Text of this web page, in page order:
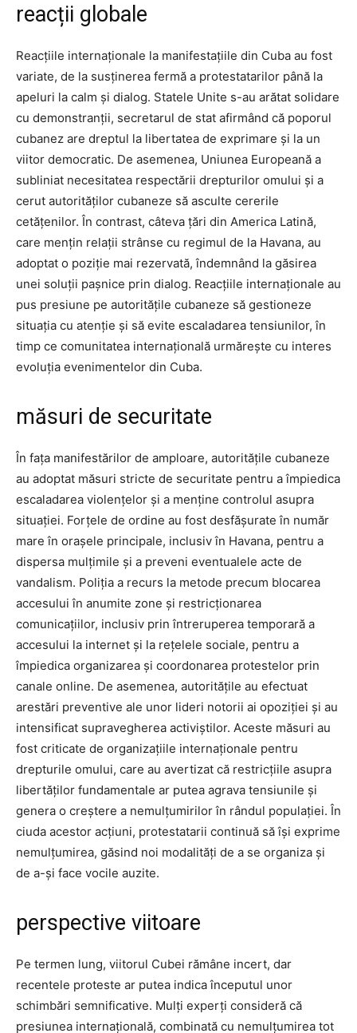
reacții globale
Reacțiile internaționale la manifestațiile din Cuba au fost
variate, de la susținerea fermă a protestatarilor până la
apeluri la calm și dialog. Statele Unite s-au arătat solidare
cu demonstranții, secretarul de stat afirmând că poporul
cubanez are dreptul la libertatea de exprimare și la un
viitor democratic. De asemenea, Uniunea Europeană a
subliniat necesitatea respectării drepturilor omului și a
cerut autorităților cubaneze să asculte cererile
cetățenilor. În contrast, câteva țări din America Latină,
care mențin relații strânse cu regimul de la Havana, au
adoptat o poziție mai rezervată, îndemnând la găsirea
unei soluții pașnice prin dialog. Reacțiile internaționale au
pus presiune pe autoritățile cubaneze să gestioneze
situația cu atenție și să evite escaladarea tensiunilor, în
timp ce comunitatea internațională urmărește cu interes
evoluția evenimentelor din Cuba.
măsuri de securitate
În fața manifestărilor de amploare, autoritățile cubaneze
au adoptat măsuri stricte de securitate pentru a împiedica
escaladarea violențelor și a menține controlul asupra
situației. Forțele de ordine au fost desfășurate în număr
mare în orașele principale, inclusiv în Havana, pentru a
dispersa mulțimile și a preveni eventualele acte de
vandalism. Poliția a recurs la metode precum blocarea
accesului în anumite zone și restricționarea
comunicațiilor, inclusiv prin întreruperea temporară a
accesului la internet și la rețelele sociale, pentru a
împiedica organizarea și coordonarea protestelor prin
canale online. De asemenea, autoritățile au efectuat
arestări preventive ale unor lideri notorii ai opoziției și au
intensificat supravegherea activiștilor. Aceste măsuri au
fost criticate de organizațiile internaționale pentru
drepturile omului, care au avertizat că restricțiile asupra
libertăților fundamentale ar putea agrava tensiunile și
genera o creștere a nemulțumirilor în rândul populației. În
ciuda acestor acțiuni, protestatarii continuă să își exprime
nemulțumirea, găsind noi modalități de a se organiza și
de a-și face vocile auzite.
perspective viitoare
Pe termen lung, viitorul Cubei rămâne incert, dar
recentele proteste ar putea indica începutul unor
schimbări semnificative. Mulți experți consideră că
presiunea internațională, combinată cu nemulțumirea tot